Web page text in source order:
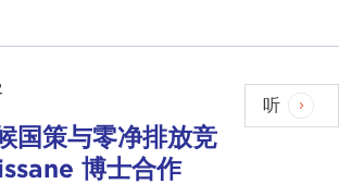
策与零净排放竞
博士合作
听